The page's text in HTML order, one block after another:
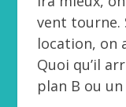
vent tourne.
location, on
Quoi qu’il
plan B ou un